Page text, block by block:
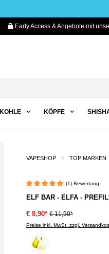
Early Access & Angebote mit
KOHLE KÖPFE
VAPESHOP TOP MARKEN
(1) Bewertung
ELF BAR - ELFA -
€ 8,90* € 11,90*
Preise inkl. MwSt. zzgl.